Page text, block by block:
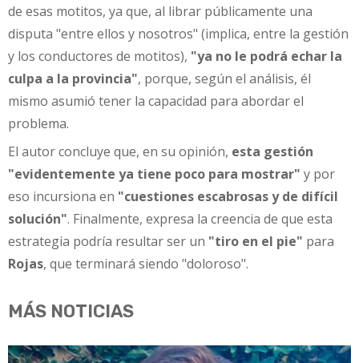
de esas motitos, ya que, al librar públicamente una
disputa "entre ellos y nosotros" (implica, entre la gestión
y los conductores de motitos), "ya no le podrá echar la
culpa a la provincia", porque, según el análisis, él
mismo asumió tener la capacidad para abordar el
problema.
El autor concluye que, en su opinión, esta gestión
"evidentemente ya tiene poco para mostrar" y por
eso incursiona en "cuestiones escabrosas y de difícil
solución". Finalmente, expresa la creencia de que esta
estrategia podría resultar ser un "tiro en el pie" para
Rojas, que terminará siendo "doloroso".
MÁS NOTICIAS